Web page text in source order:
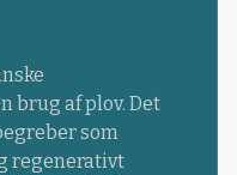
brug af plov. Det
som
regenerativt